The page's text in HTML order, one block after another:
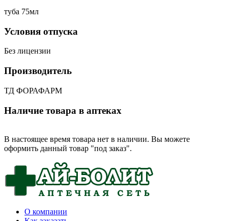
туба 75мл
Условия отпуска
Без лицензии
Производитель
ТД ФОРАФАРМ
Наличие товара в аптеках
В настоящее время товара нет в наличии. Вы можете
оформить данный товар "под заказ".
О компании